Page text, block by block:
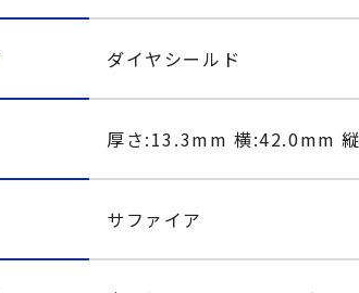
ダイヤシールド
厚さ:13.3mm 横:42.0mm
サファイア